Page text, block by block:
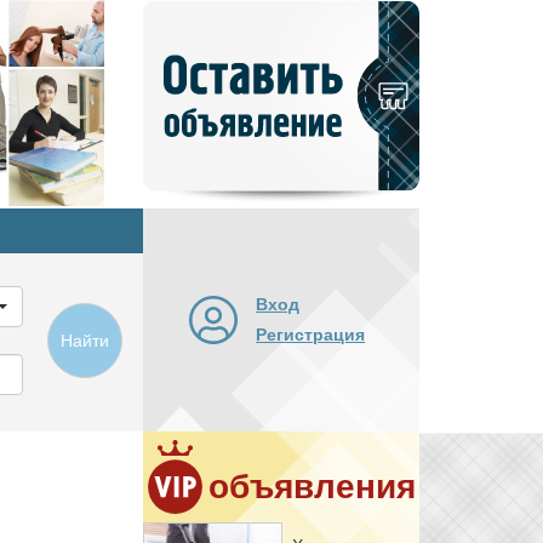
объявление
Найти
Вход
Регистрация
объявления